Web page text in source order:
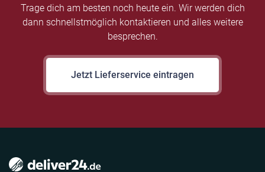
Trage dich am besten noch heute ein. Wir werden dich
dann schnellstmöglich kontaktieren und alles weitere
besprechen.
Jetzt Lieferservice eintragen